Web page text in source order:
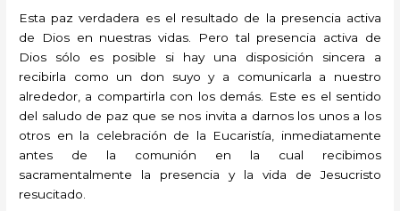
Esta paz verdadera es el resultado de la presencia activa
de Dios en nuestras vidas. Pero tal presencia activa de
Dios sólo es posible si hay una disposición sincera a
recibirla como un don suyo y a comunicarla a nuestro
alrededor, a compartirla con los demás. Este es el sentido
del saludo de paz que se nos invita a darnos los unos a los
otros en la celebración de la Eucaristía, inmediatamente
antes de la comunión en la cual recibimos
sacramentalmente la presencia y la vida de Jesucristo
resucitado.